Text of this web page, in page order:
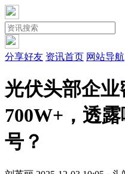
分享好友 资讯首页 网站导航
光伏头部企
700W+，透
号？